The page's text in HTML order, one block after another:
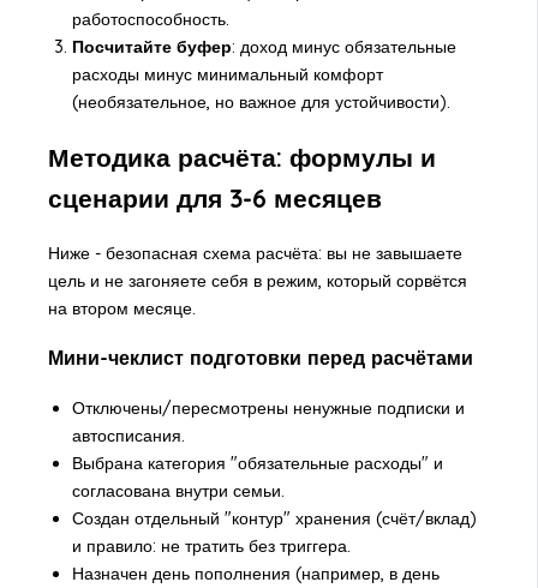
работоспособность.
Посчитайте буфер: доход минус обязательные
расходы минус минимальный комфорт
(необязательное, но важное для устойчивости).
Методика расчёта: формулы и
сценарии для 3-6 месяцев
Ниже - безопасная схема расчёта: вы не завышаете
цель и не загоняете себя в режим, который сорвётся
на втором месяце.
Мини-чеклист подготовки перед расчётами
Отключены/пересмотрены ненужные подписки и
автосписания.
Выбрана категория "обязательные расходы" и
согласована внутри семьи.
Создан отдельный "контур" хранения (счёт/вклад)
и правило: не тратить без триггера.
Назначен день пополнения (например, в день